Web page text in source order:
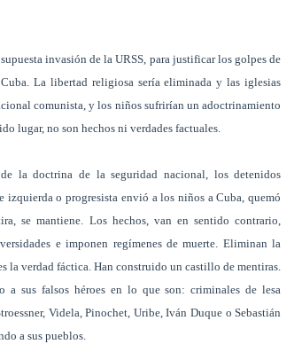
invasión de la URSS, para justificar los golpes de
La libertad religiosa sería eliminada y las iglesias
comunista, y los niños sufrirían un adoctrinamiento
lugar, no son hechos ni verdades factuales.
la doctrina de la seguridad nacional, los detenidos
o progresista envió a los niños a Cuba, quemó
se mantiene. Los hechos, van en sentido contrario,
e imponen regímenes de muerte. Eliminan la
la verdad fáctica. Han construido un castillo de mentiras.
a sus falsos héroes en lo que son: criminales de lesa
Videla, Pinochet, Uribe, Iván Duque o Sebastián
a sus pueblos.